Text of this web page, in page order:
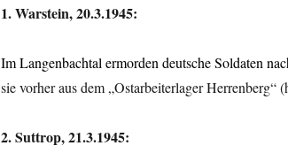
1. Warstein, 20.3.1945:
Im Langenbachtal ermorden deutsche Soldaten
sie vorher aus dem „Ostarbeiterlager Herrenberg“
2. Suttrop, 21.3.1945: